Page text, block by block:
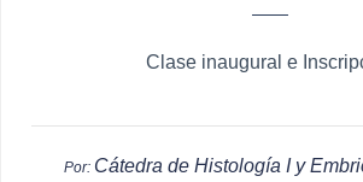
Clase inaugural e
Por: Cátedra de Histología I y